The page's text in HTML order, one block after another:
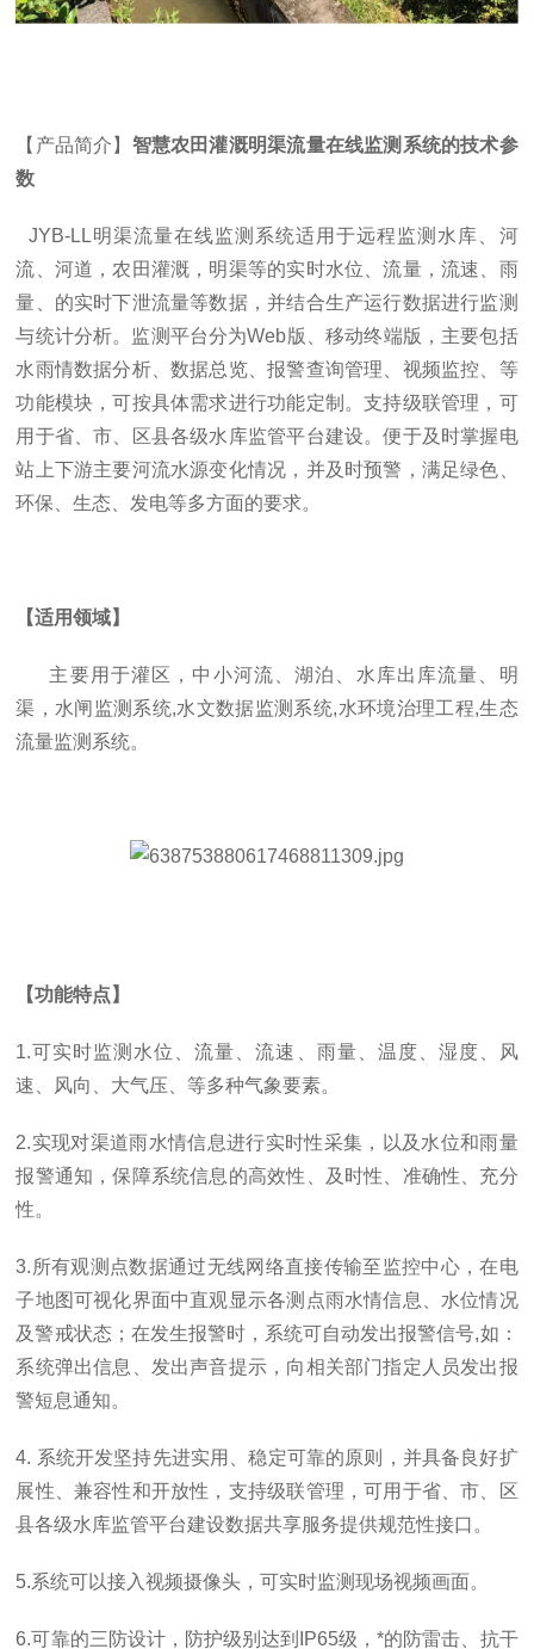
【产品简介】 智慧农田灌溉明渠流量在线监测系统的技术参
数
JYB-LL明渠流量在线监测系统适用于远程监测水库、河
流、河道，农田灌溉，明渠等的实时水位、流量，流速、雨
量、的实时下泄流量等数据，并结合生产运行数据进行监测
与统计分析。监测平台分为Web版、移动终端版，主要包括
水雨情数据分析、数据总览、报警查询管理、视频监控、等
功能模块，可按具体需求进行功能定制。支持级联管理，可
用于省、市、区县各级水库监管平台建设。便于及时掌握电
站上下游主要河流水源变化情况，并及时预警，满足绿色、
环保、生态、发电等多方面的要求。
【适用领域】
主要用于灌区，中小河流、湖泊、水库出库流量、明
渠，水闸监测系统,水文数据监测系统,水环境治理工程,生态
流量监测系统。
【功能特点】
1.可实时监测水位、流量、流速、雨量、温度、湿度、风
速、风向、大气压、等多种气象要素。
2.实现对渠道雨水情信息进行实时性采集，以及水位和雨量
报警通知，保障系统信息的高效性、及时性、准确性、充分
性。
3.所有观测点数据通过无线网络直接传输至监控中心，在电
子地图可视化界面中直观显示各测点雨水情信息、水位情况
及警戒状态；在发生报警时，系统可自动发出报警信号,如：
系统弹出信息、发出声音提示，向相关部门指定人员发出报
警短息通知。
4. 系统开发坚持先进实用、稳定可靠的原则，并具备良好扩
展性、兼容性和开放性，支持级联管理，可用于省、市、区
县各级水库监管平台建设数据共享服务提供规范性接口。
5.系统可以接入视频摄像头，可实时监测现场视频画面。
6.可靠的三防设计，防护级别达到IP65级，*的防雷击、抗干